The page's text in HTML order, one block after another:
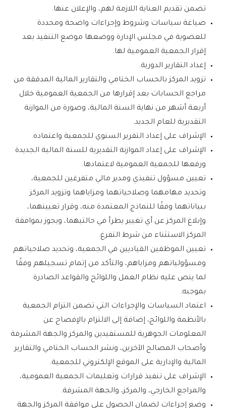
تضمن تقديم العناية اللازمة لهم، والإعلان عنها.
‌صياغة سياسات وشروط وإجراءات واضحة ومحددة
للعضوية في مجلس الإدارة ووضعها موضع التنفيذ بعد
إقرار الجمعية العمومية لها.
إعداد التقارير الدورية.
تزويد المركز بالحساب الختامي والتقارير المالية المدققة من
مراجع الحسابات بعد إقرارها من الجمعية العمومية خلال
أربعة أشهر من نهاية السنة المالية، وصورة من الموازنة
التقديرية للعام الجديد.
الإشراف على إعداد التقرير السنوي للجمعية واعتماده.
‌الإشراف على إعداد الموازنة التقديرية للسنة المالية الجديدة
ورفعها للجمعية العمومية لاعتمادها.
تعيين مسؤول تنفيذي ومدير مالي متفرغين للجمعية،
وتحديد مهامهما وصلاحياتهما ومزاياهما وتزويد المركز
ببياناتهما وفقًا للنماذج المعتمدة منه، وقرار تعيينهما،
وإبلاغ المركز عن أي تغيير يطرأ في حالتيهما، ويجوز بموافقة
المركز الاستثناء من شرط التفرغ.
تعيين الموظفين القياديين في الجمعية، وتحديد صلاحياتهم
ومسؤولياتهم ومزاياهم، والتأكد من إتمام تسجيلهم وفقًا
لما ينص عليه نظام العمل واللوائح والقواعد الصادرة
بموجبه.
اعتماد السياسات والإجراءات التي تضمن التزام الجمعية
بالأنظمة واللوائح، إضافة إلى الالتزام بالإفصاح عن
المعلومات الجوهرية للمستفيدين والمركز والجهة المشرفة
وأصحاب المصالح الآخرين، ونشر الحساب الختامي والتقارير
المالية والإدارية على الموقع الإلكتروني للجمعية.
الإشراف على تنفيذ قرارات وتعليمات الجمعية العمومية،
والمراجع الخارجي، والمركز، والجهة المشرفة.
وضع إجراءات لضمان الحصول على موافقة المركز والجهة